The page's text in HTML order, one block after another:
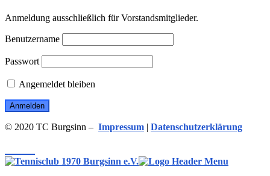
Anmeldung ausschließlich für Vorstandsmitglieder.
Benutzername
Passwort
Angemeldet bleiben
© 2020 TC Burgsinn – Impressum | Datenschutzerklärung